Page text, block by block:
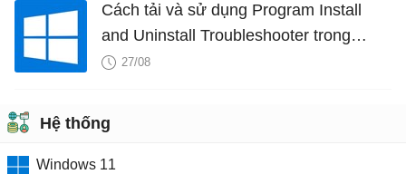
Cách tải và sử dụng Program Install
and Uninstall Troubleshooter trong
Windows
27/08
Hệ thống
Windows 11